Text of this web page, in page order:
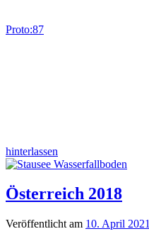
Proto:87
hinterlassen
Österreich 2018
Veröffentlicht am 10. April 2021